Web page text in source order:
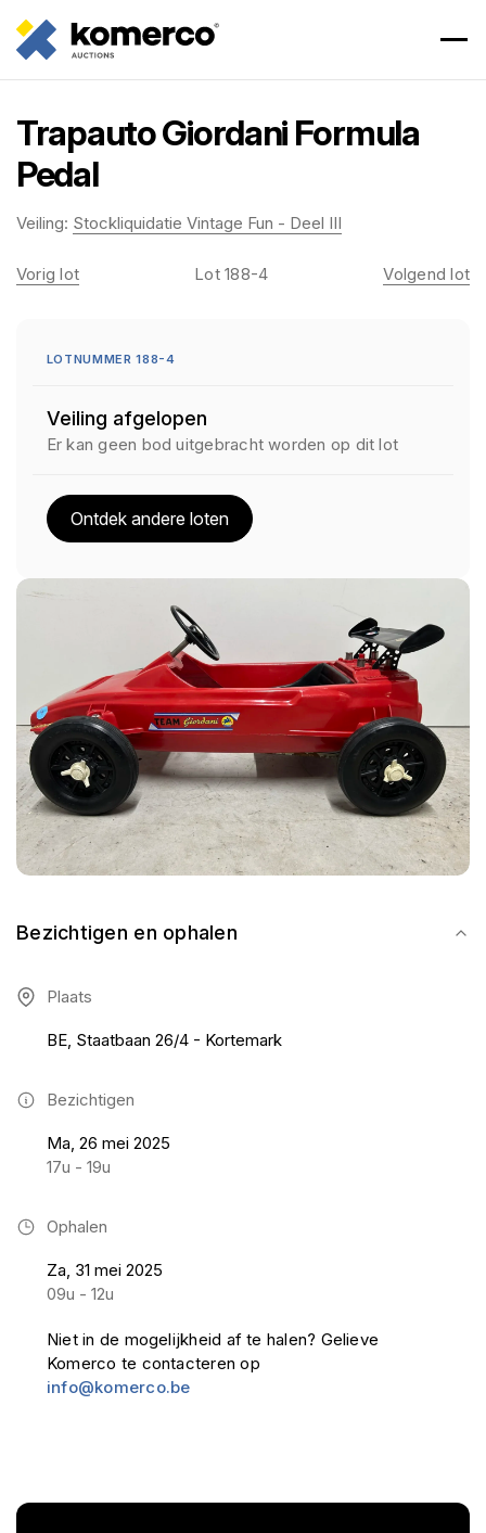
Trapauto Giordani Formula
Pedal
Veiling: Stockliquidatie Vintage Fun - Deel III
Bezichtigen en ophalen
Plaats
BE, Staatbaan 26/4 - Kortemark
Bezichtigen
Ma, 26 mei 2025
17u - 19u
Ophalen
Za, 31 mei 2025
09u - 12u
Niet in de mogelijkheid af te halen? Gelieve
Komerco te contacteren op
info@komerco.be
Vorig lot Lot 188-4 Volgend lot
LOTNUMMER 188-4
Veiling afgelopen
Er kan geen bod uitgebracht worden op dit lot
Ontdek andere loten